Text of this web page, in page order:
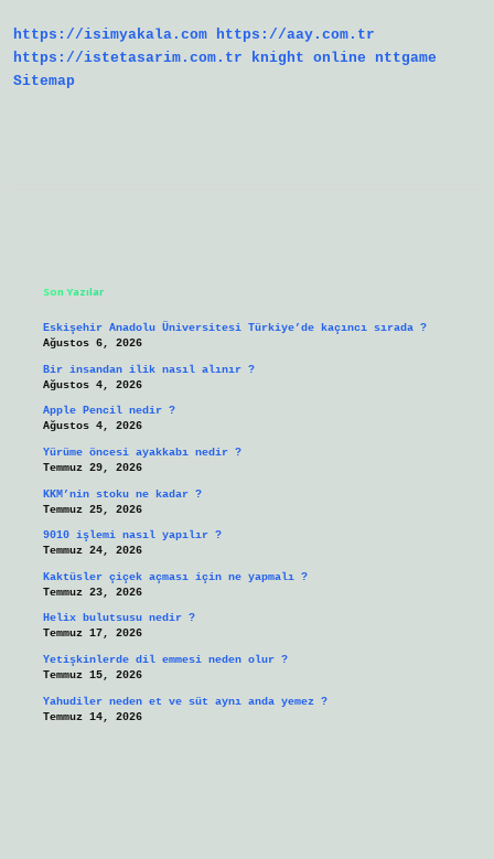
https://isimyakala.com https://aay.com.tr
https://istetasarim.com.tr
knight online
nttgame
Sitemap
Son Yazılar
Eskişehir Anadolu Üniversitesi Türkiye’de kaçıncı sırada ?
Ağustos 6, 2026
Bir insandan ilik nasıl alınır ?
Ağustos 4, 2026
Apple Pencil nedir ?
Ağustos 4, 2026
Yürüme öncesi ayakkabı nedir ?
Temmuz 29, 2026
KKM’nin stoku ne kadar ?
Temmuz 25, 2026
9010 işlemi nasıl yapılır ?
Temmuz 24, 2026
Kaktüsler çiçek açması için ne yapmalı ?
Temmuz 23, 2026
Helix bulutsusu nedir ?
Temmuz 17, 2026
Yetişkinlerde dil emmesi neden olur ?
Temmuz 15, 2026
Yahudiler neden et ve süt aynı anda yemez ?
Temmuz 14, 2026